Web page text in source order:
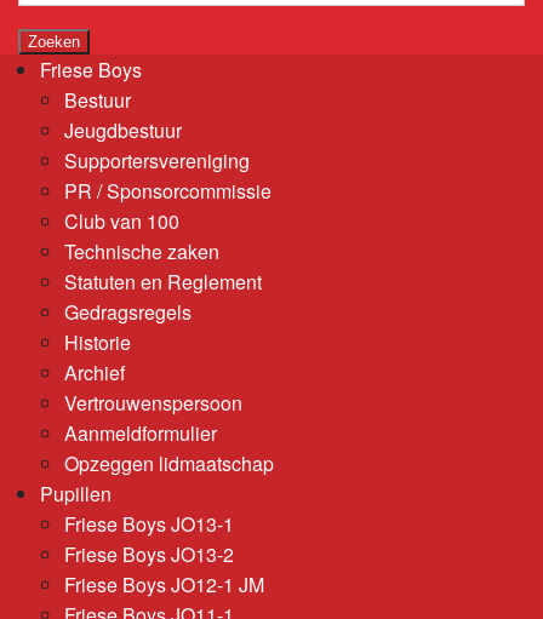
Friese Boys
Bestuur
Jeugdbestuur
Supportersvereniging
PR / Sponsorcommissie
Club van 100
Technische zaken
Statuten en Reglement
Gedragsregels
Historie
Archief
Vertrouwenspersoon
Aanmeldformulier
Opzeggen lidmaatschap
Pupillen
Friese Boys JO13-1
Friese Boys JO13-2
Friese Boys JO12-1 JM